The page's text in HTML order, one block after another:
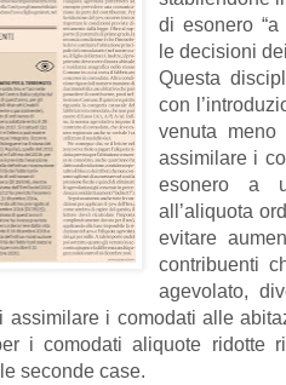
di esonero “a
le decisioni
Questa
con
venuta
assimilare i
esonero a
all’aliquota
evitare
contribuenti
agevolato,
assimilare i comodati alle
i comodati aliquote ridotte
seconde case.